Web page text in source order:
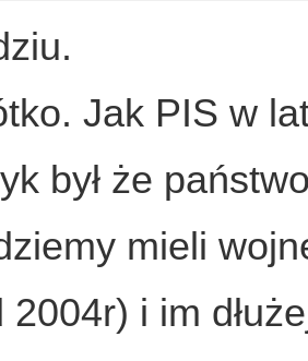
Jak PIS w
był że
mieli
2004r) i im